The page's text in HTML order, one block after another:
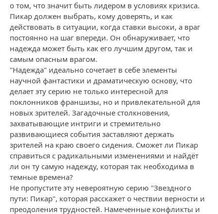
о том, что значит быть лидером в условиях кризиса.
Пикар должен выбрать, кому доверять, и как
действовать в ситуации, когда ставки высоки, а враг
постоянно на шаг впереди. Он обнаруживает, что
надежда может быть как его лучшим другом, так и
самым опасным врагом.
"Надежда" идеально сочетает в себе элементы
научной фантастики и драматическую основу, что
делает эту серию не только интересной для
поклонников франшизы, но и привлекательной для
новых зрителей. Загадочные столкновения,
захватывающие интриги и стремительно
развивающиеся события заставляют держать
зрителей на краю своего сидения. Сможет ли Пикар
справиться с радикальными изменениями и найдёт
ли он ту самую надежду, которая так необходима в
темные времена?
Не пропустите эту невероятную серию "Звездного
пути: Пикар", которая расскажет о чествии верности и
преодоления трудностей. Намеченные конфликты и